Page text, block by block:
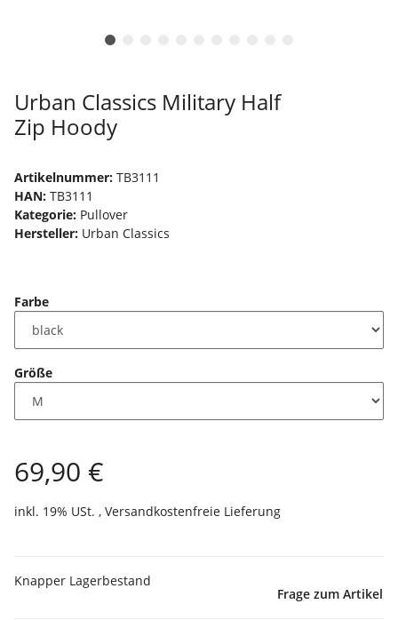
Urban Classics Military Half
Zip Hoody
Artikelnummer: TB3111
HAN: TB3111
Kategorie: Pullover
Hersteller: Urban Classics
Farbe
Größe
69,90 €
inkl. 19% USt. , Versandkostenfreie Lieferung
Knapper Lagerbestand
Frage zum Artikel